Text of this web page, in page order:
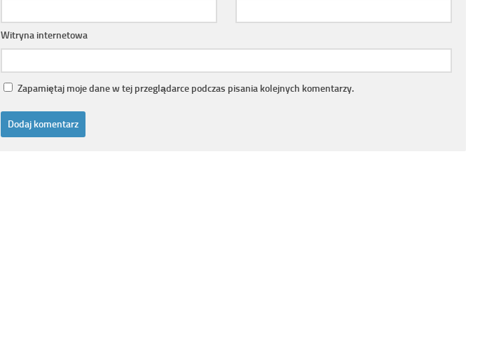
Witryna internetowa
Zapamiętaj moje dane w tej przeglądarce podczas pisania kolejnych komentarzy.